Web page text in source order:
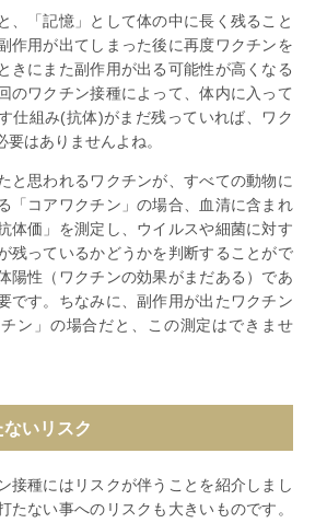
、「記憶」として体の中に長く残ること
作用が出てしまった後に再度ワクチンを
きにまた副作用が出る可能性が高くなる
のワクチン接種によって、体内に入って
仕組み(抗体)がまだ残っていれば、ワク
はありませんよね。
と思われるワクチンが、すべての動物に
「コアワクチン」の場合、血清に含まれ
体価」を測定し、ウイルスや細菌に対す
残っているかどうかを判断することがで
陽性（ワクチンの効果がまだある）であ
です。ちなみに、副作用が出たワクチン
ン」の場合だと、この測定はできませ
いリスク
接種にはリスクが伴うことを紹介しまし
たない事へのリスクも大きいものです。